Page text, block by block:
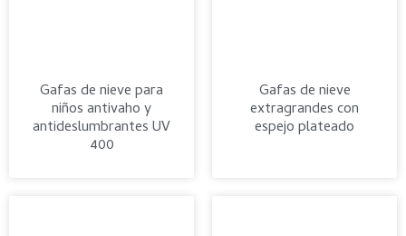
Gafas de nieve para
niños antivaho y
antideslumbrantes UV
400
Gafas de nieve
extragrandes con
espejo plateado